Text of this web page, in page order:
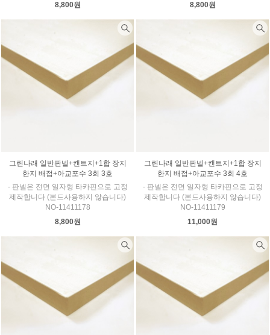
8,800원
8,800원
그린나래 일반판넬+캔트지+1합 장지
한지 배접+아교포수 3회 3호
- 판넬은 전면 일자형 타카핀으로 고정
제작합니다 (본드사용하지 않습니다)
NO-11411178
8,800원
그린나래 일반판넬+캔트지+1합 장지
한지 배접+아교포수 3회 4호
- 판넬은 전면 일자형 타카핀으로 고정
제작합니다 (본드사용하지 않습니다)
NO-11411179
11,000원